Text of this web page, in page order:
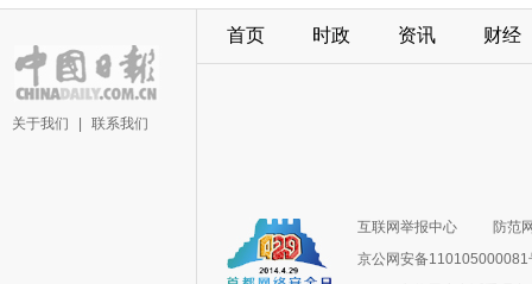
关于我们 联系我们
首页 时政 资讯 财经
互联网举报中心
防范
京公网安备110105000081